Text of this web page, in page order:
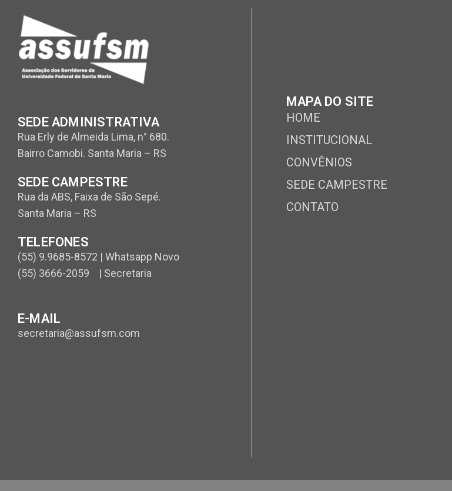
SEDE ADMINISTRATIVA
Rua Erly de Almeida Lima, n° 680.
Bairro Camobi. Santa Maria – RS
SEDE CAMPESTRE
Rua da ABS, Faixa de São Sepé.
Santa Maria – RS
TELEFONES
(55) 9.9685-8572 | Whatsapp Novo
(55) 3666-2059 | Secretaria
E-MAIL
secretaria@assufsm.com
MAPA DO SITE
HOME
INSTITUCIONAL
CONVÊNIOS
SEDE CAMPESTRE
CONTATO